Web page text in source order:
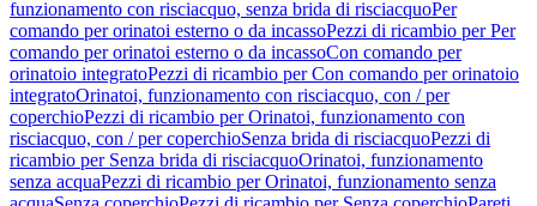
funzionamento con risciacquo, senza brida di risciacquoPer
comando per orinatoi esterno o da incassoPezzi di ricambio per Per
comando per orinatoi esterno o da incassoCon comando per
orinatoio integratoPezzi di ricambio per Con comando per orinatoio
integratoOrinatoi, funzionamento con risciacquo, con / per
coperchioPezzi di ricambio per Orinatoi, funzionamento con
risciacquo, con / per coperchioSenza brida di risciacquoPezzi di
ricambio per Senza brida di risciacquoOrinatoi, funzionamento
senza acquaPezzi di ricambio per Orinatoi, funzionamento senza